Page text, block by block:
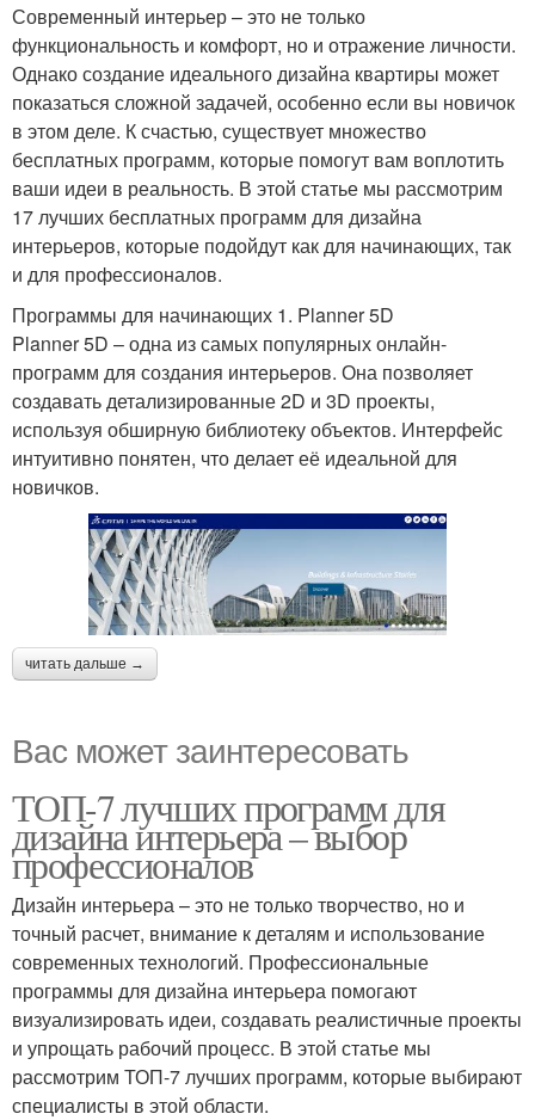
Современный интерьер – это не только
функциональность и комфорт, но и отражение личности.
Однако создание идеального дизайна квартиры может
показаться сложной задачей, особенно если вы новичок
в этом деле. К счастью, существует множество
бесплатных программ, которые помогут вам воплотить
ваши идеи в реальность. В этой статье мы рассмотрим
17 лучших бесплатных программ для дизайна
интерьеров, которые подойдут как для начинающих, так
и для профессионалов.
Программы для начинающих 1. Planner 5D
Planner 5D – одна из самых популярных онлайн-
программ для создания интерьеров. Она позволяет
создавать детализированные 2D и 3D проекты,
используя обширную библиотеку объектов. Интерфейс
интуитивно понятен, что делает её идеальной для
новичков.
читать дальше →
Вас может заинтересовать
ТОП-7 лучших программ для
дизайна интерьера – выбор
профессионалов
Дизайн интерьера – это не только творчество, но и
точный расчет, внимание к деталям и использование
современных технологий. Профессиональные
программы для дизайна интерьера помогают
визуализировать идеи, создавать реалистичные проекты
и упрощать рабочий процесс. В этой статье мы
рассмотрим ТОП-7 лучших программ, которые выбирают
специалисты в этой области.